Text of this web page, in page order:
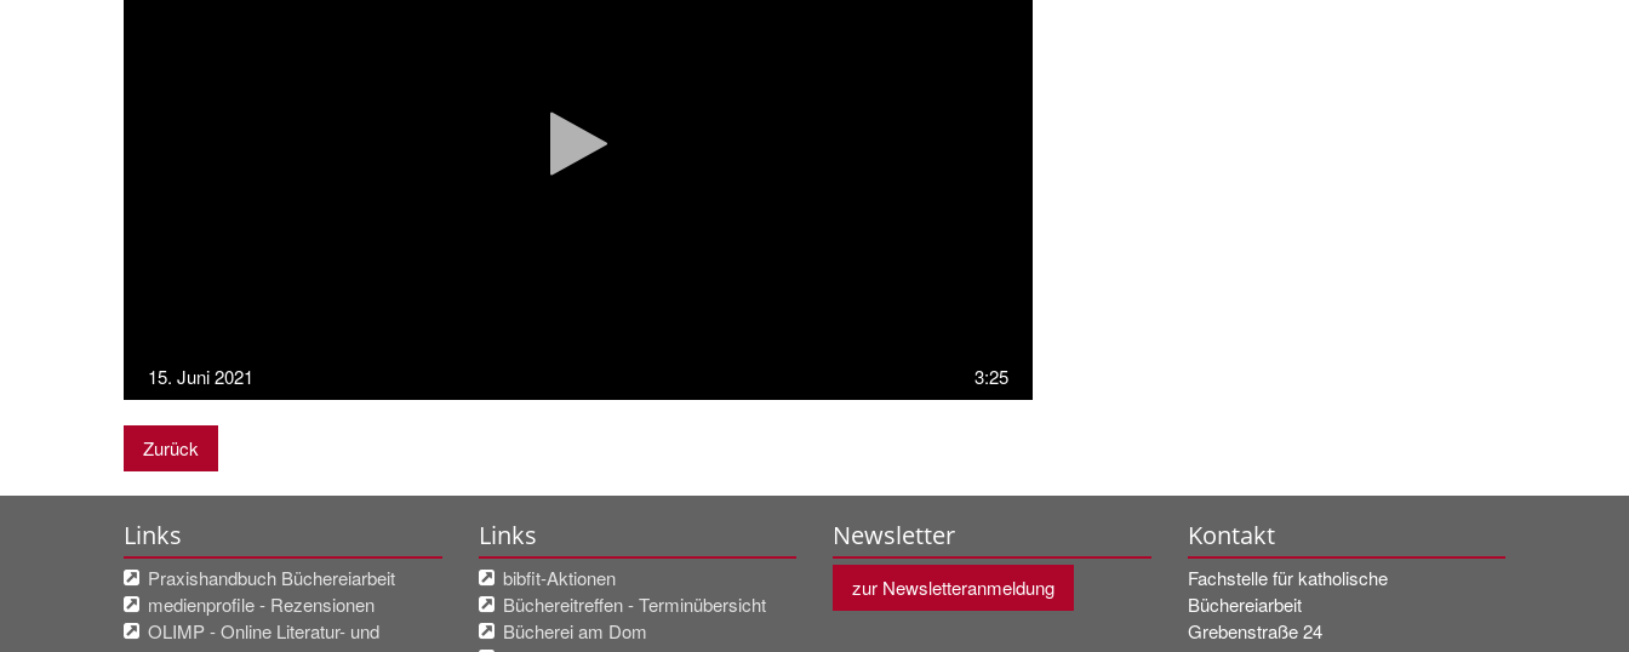
3:25
15. Juni 2021
Zurück
Links
Praxishandbuch Büchereiarbeit
medienprofile - Rezensionen
OLIMP - Online Literatur- und
Links
bibfit-Aktionen
Büchereitreffen - Terminübersicht
Bücherei am Dom
Newsletter
zur Newsletteranmeldung
Kontakt
Fachstelle für katholische
Büchereiarbeit
Grebenstraße 24